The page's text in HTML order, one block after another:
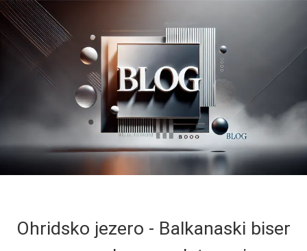
Ohridsko jezero - Balkanaski biser